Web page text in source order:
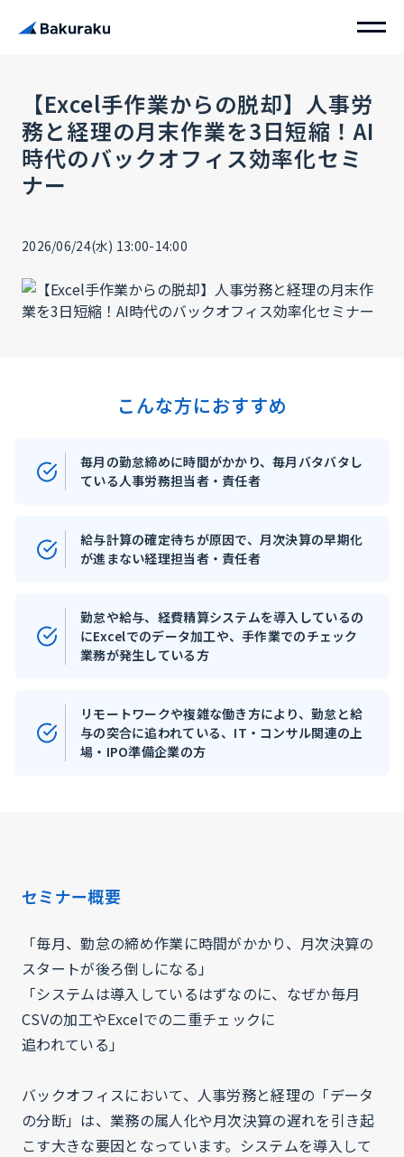
【Excel手作業からの脱却】人事労
務と経理の月末作業を3日短縮！AI
時代のバックオフィス効率化セミ
ナー
2026/06/24(水) 13:00-14:00
こんな方におすすめ
毎月の勤怠締めに時間がかかり、毎月バタバタし
ている人事労務担当者・責任者
給与計算の確定待ちが原因で、月次決算の早期化
が進まない経理担当者・責任者
勤怠や給与、経費精算システムを導入しているの
にExcelでのデータ加工や、手作業でのチェック
業務が発生している方
リモートワークや複雑な働き方により、勤怠と給
与の突合に追われている、IT・コンサル関連の上
場・IPO準備企業の方
セミナー概要
「毎月、勤怠の締め作業に時間がかかり、月次決算の
スタートが後ろ倒しになる」
「システムは導入しているはずなのに、なぜか毎月
CSVの加工やExcelでの二重チェックに
追われている」
バックオフィスにおいて、人事労務と経理の「データ
の分断」は、業務の属人化や月次決算の遅れを引き起
こす大きな要因となっています。システムを導入して